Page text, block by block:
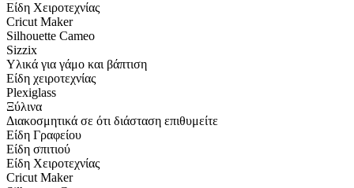
Είδη Xειροτεχνίας
Cricut Maker
Silhouette Cameo
Sizzix
Υλικά για γάμο και βάπτιση
Είδη χειροτεχνίας
Plexiglass
Ξύλινα
Διακοσμητικά σε ότι διάσταση επιθυμείτε
Είδη Γραφείου
Είδη σπιτιού
Είδη Xειροτεχνίας
Cricut Maker